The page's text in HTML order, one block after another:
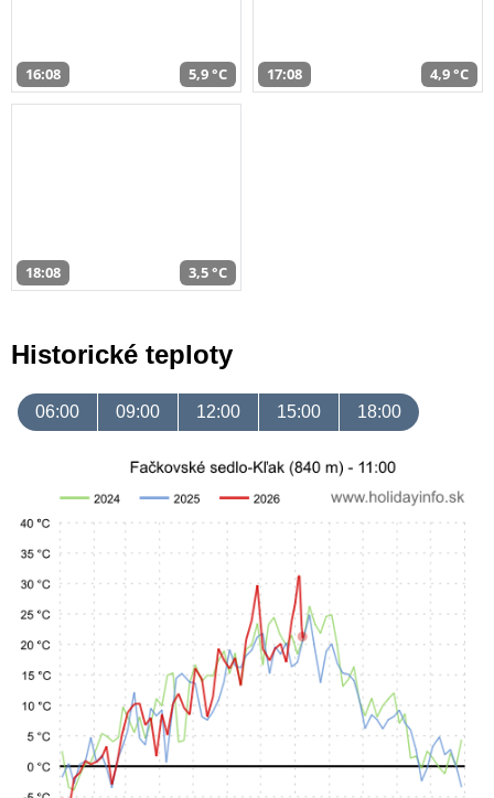
16:08 5,9 °C 17:08 4,9 °C
18:08 3,5 °C
Historické teploty
06:00 09:00 12:00 15:00 18:00